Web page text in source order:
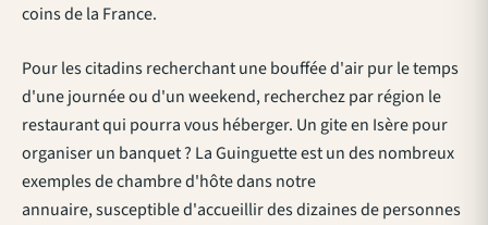
coins de la France.
Pour les citadins recherchant une bouffée d'air pur le temps
d'une journée ou d'un weekend, recherchez par région le
restaurant qui pourra vous héberger. Un gite en Isère pour
organiser un banquet ? La Guinguette est un des nombreux
exemples de chambre d'hôte dans notre
annuaire, susceptible d'accueillir des dizaines de personnes